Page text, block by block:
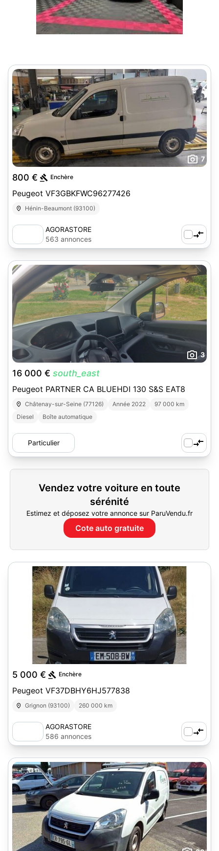
7
800 € Enchère
Peugeot VF3GBKFWC96277426
Hénin-Beaumont (93100)
AGORASTORE
563 annonces
3
16 000 € south_east
Peugeot PARTNER CA BLUEHDI 130 S&S EAT8
Châtenay-sur-Seine (77126) Année 2022
97 000 km
Diesel
Boîte automatique
Particulier
Vendez votre voiture en toute
sérénité
Estimez et déposez votre annonce sur ParuVendu.fr
Cote auto gratuite
5 000 € Enchère
Peugeot VF37DBHY6HJ577838
Grignon (93100) 260 000 km
AGORASTORE
586 annonces